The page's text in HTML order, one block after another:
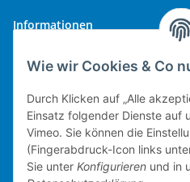
Wie wir Cookies & Co
Durch Klicken auf „Alle
Einsatz folgender Dienste auf
Vimeo. Sie können die
(Fingerabdruck-Icon links
Sie unter Konfigurieren und in
Informationen
Gesetzliche Informationen
Technische Umsetzung.